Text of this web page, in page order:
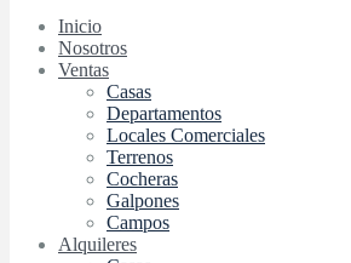
Inicio
Nosotros
Ventas
Casas
Departamentos
Locales Comerciales
Terrenos
Cocheras
Galpones
Campos
Alquileres